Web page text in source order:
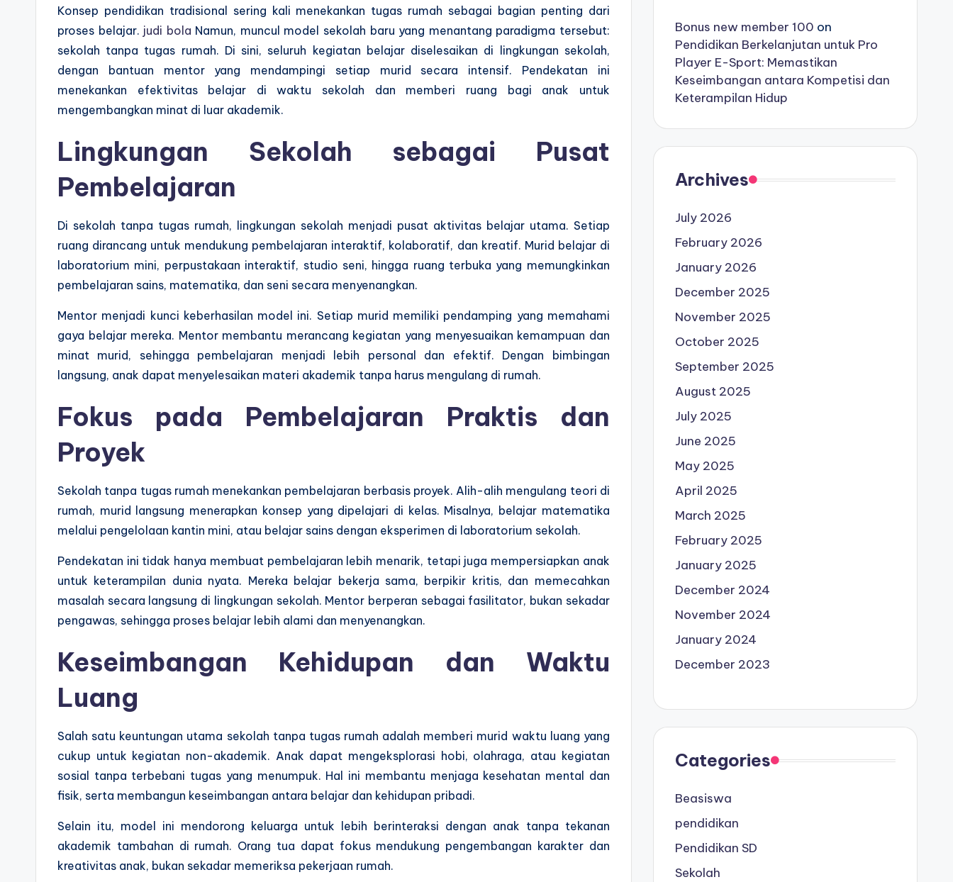
Konsep pendidikan tradisional sering kali menekankan tugas rumah sebagai bagian penting dari
proses belajar. judi bola Namun, muncul model sekolah baru yang menantang paradigma tersebut:
sekolah tanpa tugas rumah. Di sini, seluruh kegiatan belajar diselesaikan di lingkungan sekolah,
dengan bantuan mentor yang mendampingi setiap murid secara intensif. Pendekatan ini
menekankan efektivitas belajar di waktu sekolah dan memberi ruang bagi anak untuk
mengembangkan minat di luar akademik.
Lingkungan Sekolah sebagai Pusat
Pembelajaran
Di sekolah tanpa tugas rumah, lingkungan sekolah menjadi pusat aktivitas belajar utama. Setiap
ruang dirancang untuk mendukung pembelajaran interaktif, kolaboratif, dan kreatif. Murid belajar di
laboratorium mini, perpustakaan interaktif, studio seni, hingga ruang terbuka yang memungkinkan
pembelajaran sains, matematika, dan seni secara menyenangkan.
Mentor menjadi kunci keberhasilan model ini. Setiap murid memiliki pendamping yang memahami
gaya belajar mereka. Mentor membantu merancang kegiatan yang menyesuaikan kemampuan dan
minat murid, sehingga pembelajaran menjadi lebih personal dan efektif. Dengan bimbingan
langsung, anak dapat menyelesaikan materi akademik tanpa harus mengulang di rumah.
Fokus pada Pembelajaran Praktis dan
Proyek
Sekolah tanpa tugas rumah menekankan pembelajaran berbasis proyek. Alih-alih mengulang teori di
rumah, murid langsung menerapkan konsep yang dipelajari di kelas. Misalnya, belajar matematika
melalui pengelolaan kantin mini, atau belajar sains dengan eksperimen di laboratorium sekolah.
Pendekatan ini tidak hanya membuat pembelajaran lebih menarik, tetapi juga mempersiapkan anak
untuk keterampilan dunia nyata. Mereka belajar bekerja sama, berpikir kritis, dan memecahkan
masalah secara langsung di lingkungan sekolah. Mentor berperan sebagai fasilitator, bukan sekadar
pengawas, sehingga proses belajar lebih alami dan menyenangkan.
Keseimbangan Kehidupan dan Waktu
Luang
Salah satu keuntungan utama sekolah tanpa tugas rumah adalah memberi murid waktu luang yang
cukup untuk kegiatan non-akademik. Anak dapat mengeksplorasi hobi, olahraga, atau kegiatan
sosial tanpa terbebani tugas yang menumpuk. Hal ini membantu menjaga kesehatan mental dan
fisik, serta membangun keseimbangan antara belajar dan kehidupan pribadi.
Selain itu, model ini mendorong keluarga untuk lebih berinteraksi dengan anak tanpa tekanan
akademik tambahan di rumah. Orang tua dapat fokus mendukung pengembangan karakter dan
kreativitas anak, bukan sekadar memeriksa pekerjaan rumah.
Bonus new member 100 on
Pendidikan Berkelanjutan untuk Pro
Player E-Sport: Memastikan
Keseimbangan antara Kompetisi dan
Keterampilan Hidup
Archives
July 2026
February 2026
January 2026
December 2025
November 2025
October 2025
September 2025
August 2025
July 2025
June 2025
May 2025
April 2025
March 2025
February 2025
January 2025
December 2024
November 2024
January 2024
December 2023
Categories
Beasiswa
pendidikan
Pendidikan SD
Sekolah